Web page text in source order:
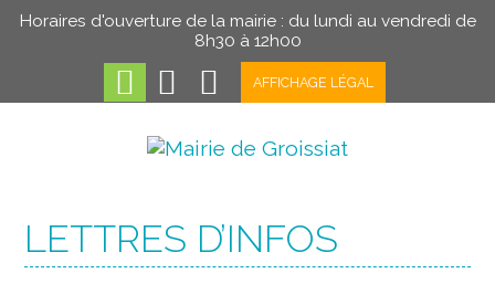
Horaires d'ouverture de la mairie : du lundi au vendredi de
8h30 à 12h00
AFFICHAGE LÉGAL
LETTRES D’INFOS